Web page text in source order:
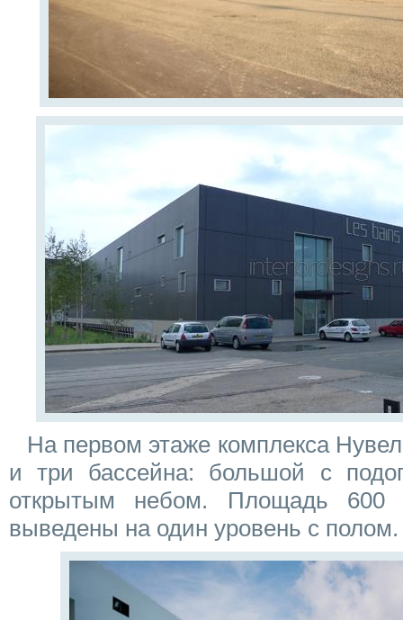
На первом этаже комплекса
и три бассейна: большой с
открытым небом. Площадь
выведены на один уровень с полом.